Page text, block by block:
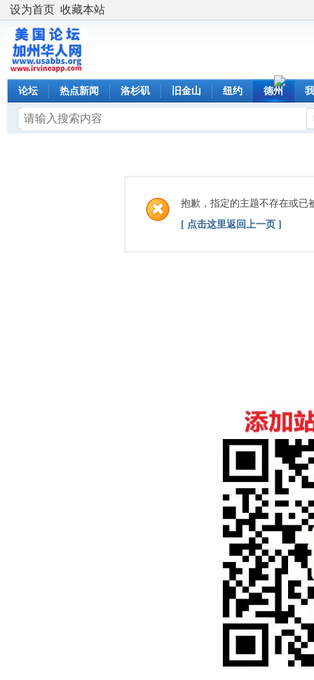
设为首页 收藏本站
论坛 热点新闻 洛杉矶 旧金山 纽约 德州
抱歉，指定的主题不存在或已
[ 点击这里返回上一页 ]